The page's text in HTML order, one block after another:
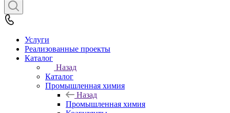
Услуги
Реализованные проекты
Каталог
Назад
Каталог
Промышленная химия
Назад
Промышленная химия